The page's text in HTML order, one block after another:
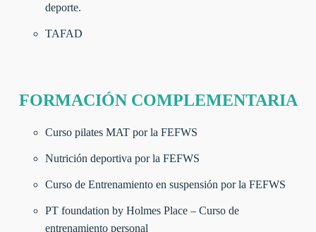
deporte.
TAFAD
FORMACIÓN COMPLEMENTARIA
Curso pilates MAT por la FEFWS
Nutrición deportiva por la FEFWS
Curso de Entrenamiento en suspensión por la FEFWS
PT foundation by Holmes Place – Curso de
entrenamiento personal